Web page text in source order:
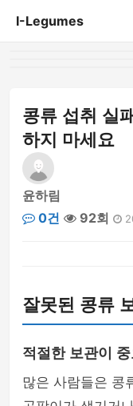
I-Legumes
콩류 섭취 실
하지 마세요
윤하림
0건
92회
잘못된 콩류
적절한 보관이
많은 사람들은 콩